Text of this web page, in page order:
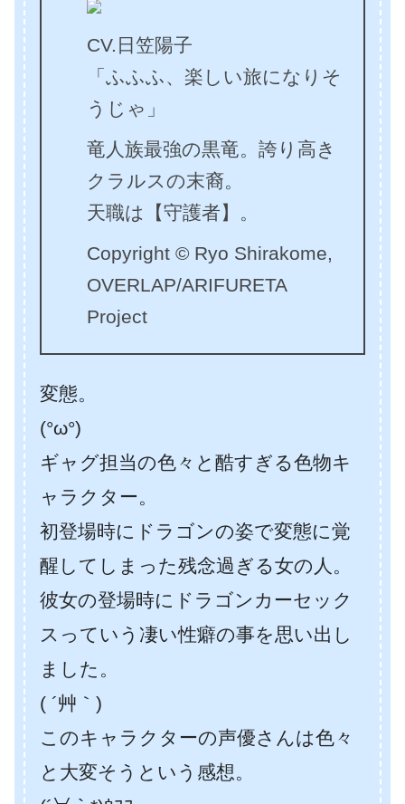
CV.日笠陽子
「ふふふ、楽しい旅になりそ
うじゃ」
竜人族最強の黒竜。誇り高き
クラルスの末裔。
天職は【守護者】。
Copyright © Ryo Shirakome,
OVERLAP/ARIFURETA
Project
変態。
(°ω°)
ギャグ担当の色々と酷すぎる色物キ
ャラクター。
初登場時にドラゴンの姿で変態に覚
醒してしまった残念過ぎる女の人。
彼女の登場時にドラゴンカーセック
スっていう凄い性癖の事を思い出し
ました。
( ´艸｀)
このキャラクターの声優さんは色々
と大変そうという感想。